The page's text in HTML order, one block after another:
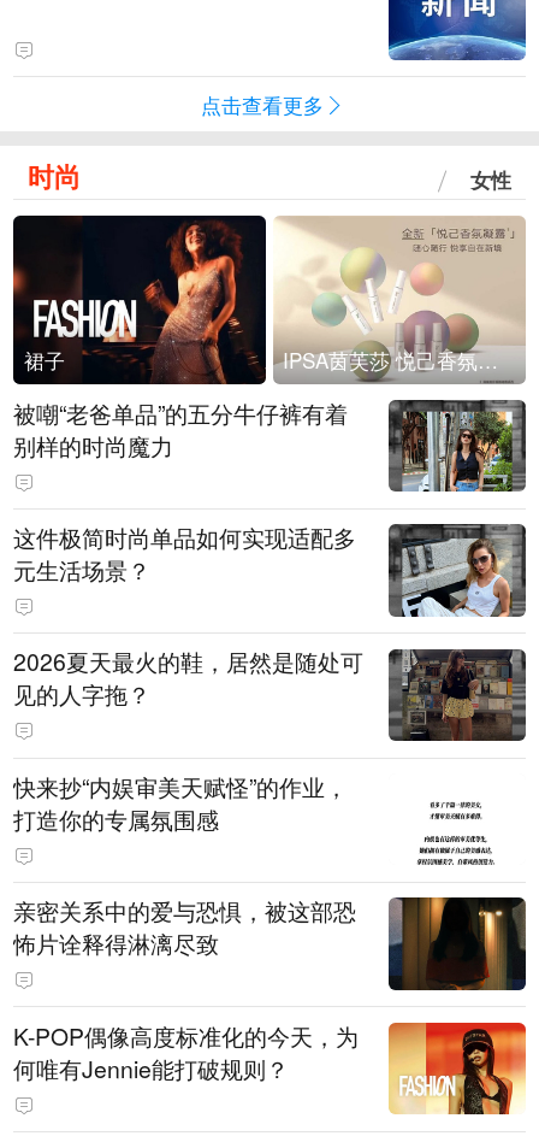
点击查看更多
时尚 女性
裙子 IPSA茵芙莎 悦己香氛凝露上市
被嘲“老爸单品”的五分牛仔裤有着
别样的时尚魔力
这件极简时尚单品如何实现适配多
元生活场景？
2026夏天最火的鞋，居然是随处可
见的人字拖？
快来抄“内娱审美天赋怪”的作业，
打造你的专属氛围感
亲密关系中的爱与恐惧，被这部恐
怖片诠释得淋漓尽致
K-POP偶像高度标准化的今天，为
何唯有Jennie能打破规则？